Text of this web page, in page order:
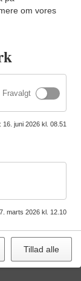
Kragh-
kr. ekskl.
Birita
om vores
Fravalgt
: 16. juni 2026 kl. 08.51
marts 2026 kl. 12.10
Tillad alle